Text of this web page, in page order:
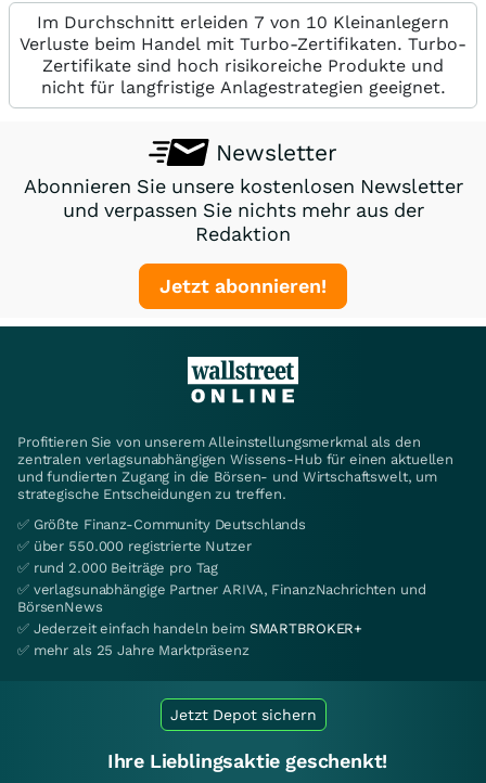
Im Durchschnitt erleiden 7 von 10 Kleinanlegern
Verluste beim Handel mit Turbo-Zertifikaten. Turbo-
Zertifikate sind hoch risikoreiche Produkte und
nicht für langfristige Anlagestrategien geeignet.
Newsletter
Abonnieren Sie unsere kostenlosen Newsletter
und verpassen Sie nichts mehr aus der
Redaktion
Jetzt abonnieren!
Profitieren Sie von unserem Alleinstellungsmerkmal als den
zentralen verlagsunabhängigen Wissens-Hub für einen aktuellen
und fundierten Zugang in die Börsen- und Wirtschaftswelt, um
strategische Entscheidungen zu treffen.
✅ Größte Finanz-Community Deutschlands
✅ über 550.000 registrierte Nutzer
✅ rund 2.000 Beiträge pro Tag
✅ verlagsunabhängige Partner ARIVA, FinanzNachrichten und
BörsenNews
✅ Jederzeit einfach handeln beim SMARTBROKER+
✅ mehr als 25 Jahre Marktpräsenz
Jetzt Depot sichern
Ihre Lieblingsaktie geschenkt!